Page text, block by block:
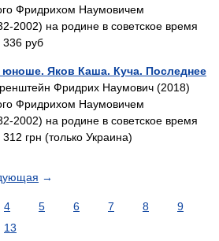
Фридрихом Наумовичем
2002) на родине в советское время
руб
юноше. Яков Каша. Куча. Последнее
Фридрих Наумович (2018)
Фридрихом Наумовичем
2002) на родине в советское время
грн (только Украина)
→
4 5 6 7 8
9
13